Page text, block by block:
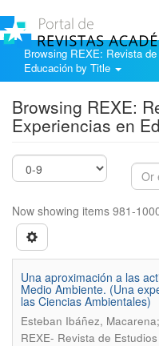
Browsing REXE: Revista
Educación by Title
Browsing REXE:
Experiencias en
Now showing items 981-
Una aproximación a las
Medio Ambiente. (Una
las Ciencias Ambientales)
Esteban Ibáñez,
REXE- Revista de